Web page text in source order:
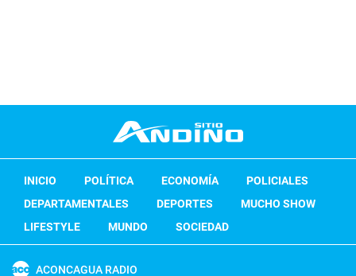
INICIO POLÍTICA ECONOMÍA
POLICIALES
DEPARTAMENTALES
DEPORTES
MUCHO SHOW
LIFESTYLE
MUNDO SOCIEDAD
ACONCAGUA RADIO